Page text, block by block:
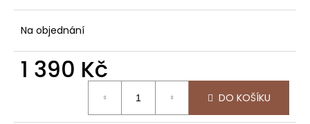
Na objednání
1 390 Kč
DO KOŠÍKU
REZAVÁ
DÝNĚ
499
Kč